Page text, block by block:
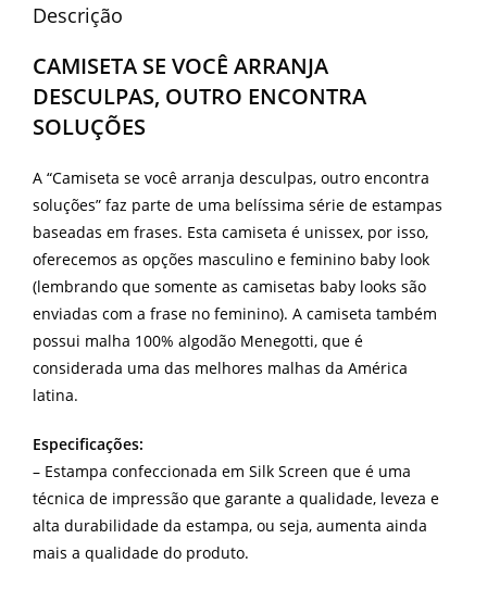
Descrição
CAMISETA SE VOCÊ ARRANJA
DESCULPAS, OUTRO ENCONTRA
SOLUÇÕES
A “Camiseta se você arranja desculpas, outro encontra
soluções” faz parte de uma belíssima série de estampas
baseadas em frases. Esta camiseta é unissex, por isso,
oferecemos as opções masculino e feminino baby look
(lembrando que somente as camisetas baby looks são
enviadas com a frase no feminino). A camiseta também
possui malha 100% algodão Menegotti, que é
considerada uma das melhores malhas da América
latina.
Especificações:
– Estampa confeccionada em Silk Screen que é uma
técnica de impressão que garante a qualidade, leveza e
alta durabilidade da estampa, ou seja, aumenta ainda
mais a qualidade do produto.